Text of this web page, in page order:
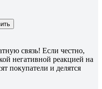
связь! Если честно,
негативной реакцией на
покупатели и делятся